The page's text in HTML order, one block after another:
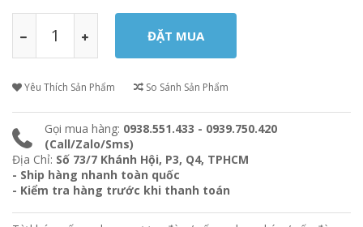
Yêu Thích Sản Phẩm So Sánh Sản Phẩm
Gọi mua hàng: 0938.551.433 - 0939.750.420
(Call/Zalo/Sms)
Địa Chỉ: Số 73/7 Khánh Hội, P3, Q4, TPHCM
- Ship hàng nhanh toàn quốc
- Kiểm tra hàng trước khi thanh toán